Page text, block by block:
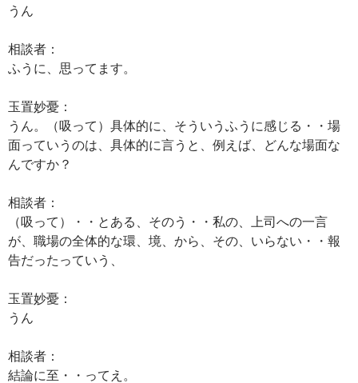
うん
相談者：
ふうに、思ってます。
玉置妙憂：
うん。（吸って）具体的に、そういうふうに感じる・・場
面っていうのは、具体的に言うと、例えば、どんな場面な
んですか？
相談者：
（吸って）・・とある、そのう・・私の、上司への一言
が、職場の全体的な環、境、から、その、いらない・・報
告だったっていう、
玉置妙憂：
うん
相談者：
結論に至・・ってえ。